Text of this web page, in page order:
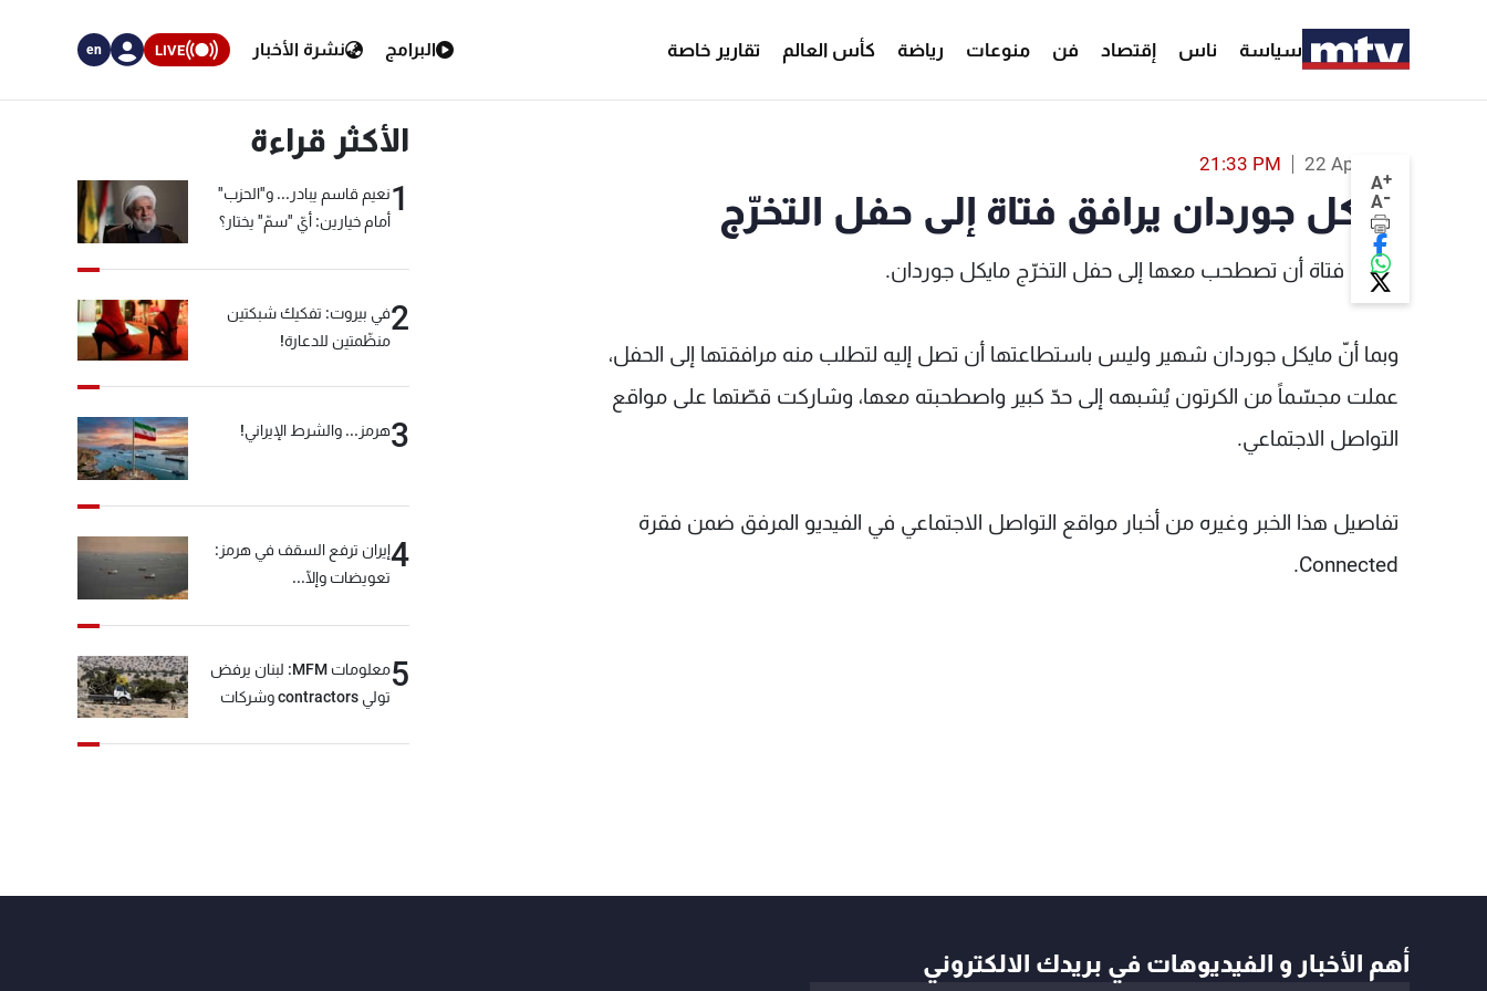
سياسة ناس إقتصاد فن منوعات رياضة كأس العالم تقارير خاصة البرامج نشرة الأخبار LIVE
en
A+
A-
22 Apr 2018
21:33 PM
مايكل جوردان يرافق فتاة إلى حفل التخرّج
قررت فتاة أن تصطحب معها إلى حفل التخرّج مايكل جوردان.
وبما أنّ مايكل جوردان شهير وليس باستطاعتها أن تصل إليه لتطلب منه مرافقتها إلى الحفل،
عملت مجسّماً من الكرتون يُشبهه إلى حدّ كبير واصطحبته معها، وشاركت قصّتها على مواقع
التواصل الاجتماعي.
تفاصيل هذا الخبر وغيره من أخبار مواقع التواصل الاجتماعي في الفيديو المرفق ضمن فقرة
Connected.
الأكثر قراءة
1نعيم قاسم يبادر... و"الحزب"
أمام خيارين: أيّ "سمّ" يختار؟
2في بيروت: تفكيك شبكتين
منظّمتين للدعارة!
3هرمز... والشرط الإيراني!
4إيران ترفع السقف في هرمز:
تعويضات وإلّا...
5
معلومات MFM: لبنان يرفض
تولي contractors وشركات
أهم الأخبار و الفيديوهات في بريدك الالكتروني